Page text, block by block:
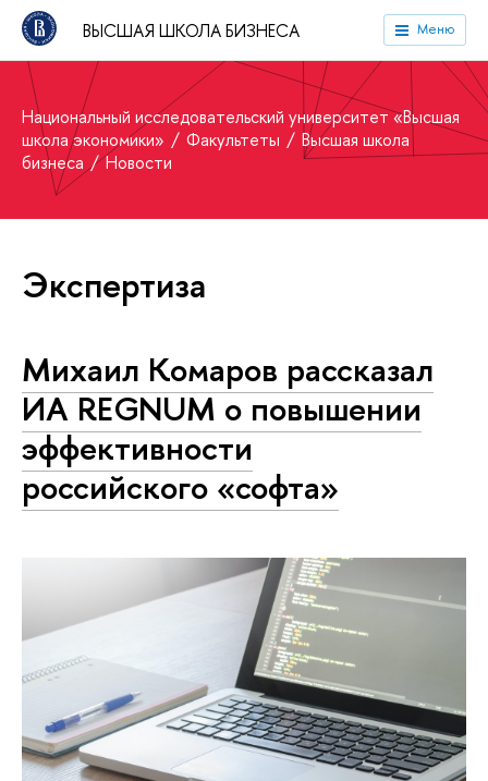
ВЫСШАЯ ШКОЛА БИЗНЕСА Меню
Национальный исследовательский университет «Высшая
школа экономики»
Факультеты
Высшая школа
бизнеса
Новости
Экспертиза
Михаил Комаров рассказал
ИА REGNUM о повышении
эффективности
российского «софта»